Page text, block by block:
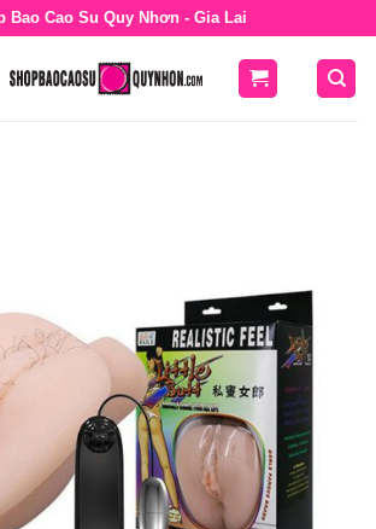
Bao Cao Su Quy Nhơn - Gia Lai